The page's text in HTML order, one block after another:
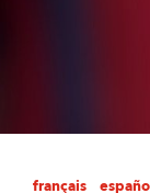
français